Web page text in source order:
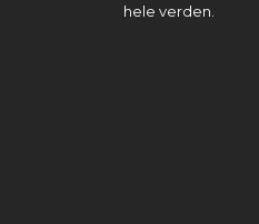
hele verden.